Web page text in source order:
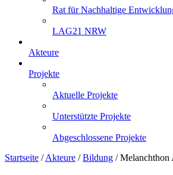
Rat für Nachhaltige
LAG21 NRW
Akteure
Projekte
Aktuelle Projekte
Unterstützte Projekte
Abgeschlossene Projekte
Startseite /Akteure /Bildung /Melanchthon